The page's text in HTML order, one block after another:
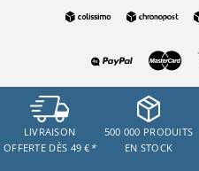
LIVRAISON
OFFERTE DÈS 49 € *
500 000 PRODUITS
EN STOCK